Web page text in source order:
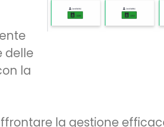
delle
la
la gestione